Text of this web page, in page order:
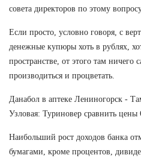
совета директоров по этому
Если просто, условно говоря, с
денежные купюры хоть в рублях,
пространстве, от этого там ничего
производиться и процветать.
Данабол в аптеке Лениногорск -
Узловая: Туриновер сравнить
Наибольший рост доходов банка
бумагами, кроме процентов,